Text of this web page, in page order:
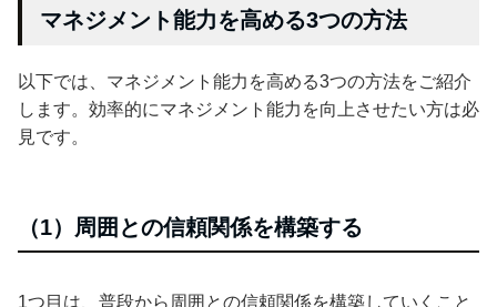
マネジメント能力を高める3つの方法
以下では、マネジメント能力を高める3つの方法をご紹介
します。効率的にマネジメント能力を向上させたい方は必
見です。
（1）周囲との信頼関係を構築する
1つ目は、普段から周囲との信頼関係を構築していくこと